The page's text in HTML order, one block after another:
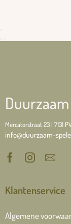
Mercatorstraat 23 | 7131
info@duurzaam-
Klantenservice
Algemene